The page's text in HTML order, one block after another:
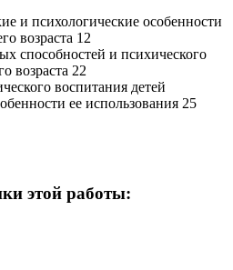
и психологические особенности
возраста 12
способностей и психического
возраста 22
воспитания детей
ее использования 25
этой работы: